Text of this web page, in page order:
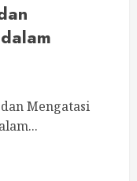
Mengatasi